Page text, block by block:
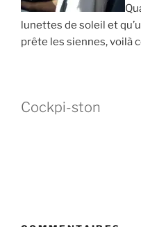
lunettes de soleil et
prête les siennes, voilà
Cockpi-ston